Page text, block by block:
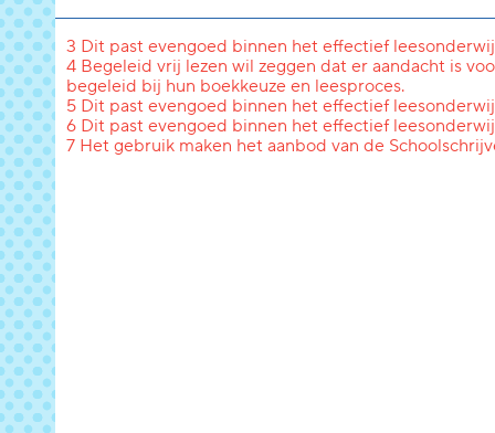
3 Dit past evengoed binnen het effectief
4 Begeleid vrij lezen wil zeggen dat er aandacht is
begeleid bij hun boekkeuze en leesproces.
5 Dit past evengoed binnen het effectief
6 Dit past evengoed binnen het effectief
7 Het gebruik maken het aanbod van de